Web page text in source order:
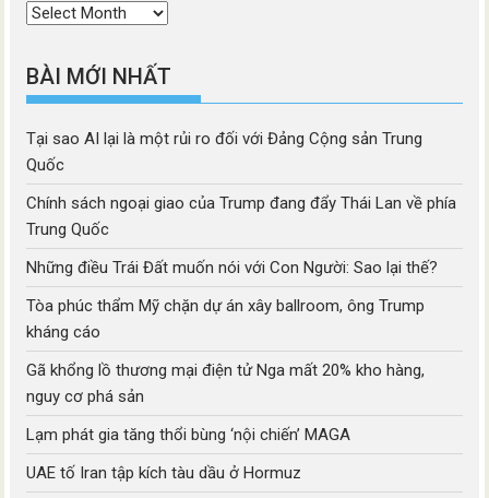
Thời
BÀI MỚI NHẤT
Tại sao AI lại là một rủi ro đối với Đảng Cộng sản Trung
Quốc
Chính sách ngoại giao của Trump đang đẩy Thái Lan về phía
Trung Quốc
Những điều Trái Đất muốn nói với Con Người: Sao lại thế?
Tòa phúc thẩm Mỹ chặn dự án xây ballroom, ông Trump
kháng cáo
Gã khổng lồ thương mại điện tử Nga mất 20% kho hàng,
nguy cơ phá sản
Lạm phát gia tăng thổi bùng ‘nội chiến’ MAGA
UAE tố Iran tập kích tàu dầu ở Hormuz